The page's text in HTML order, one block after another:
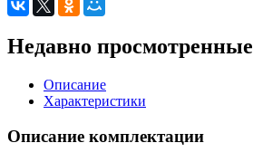
Недавно просмотренные
Описание
Характеристики
Описание комплектации